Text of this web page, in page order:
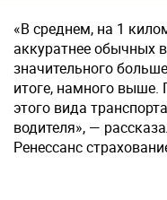
«В среднем, на 1
аккуратнее обычных
значительного
итоге, намного выше.
этого вида
водителя», —
Ренессанс